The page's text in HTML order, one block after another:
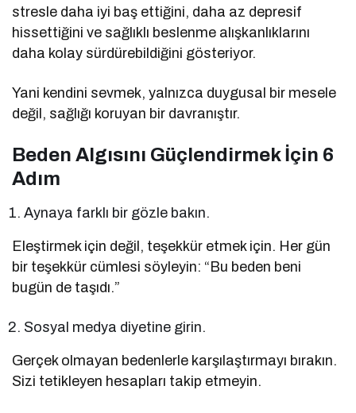
stresle daha iyi baş ettiğini, daha az depresif
hissettiğini ve sağlıklı beslenme alışkanlıklarını
daha kolay sürdürebildiğini gösteriyor.
Yani kendini sevmek, yalnızca duygusal bir mesele
değil, sağlığı koruyan bir davranıştır.
Beden Algısını Güçlendirmek İçin 6
Adım
Aynaya farklı bir gözle bakın.
Eleştirmek için değil, teşekkür etmek için. Her gün
bir teşekkür cümlesi söyleyin: “Bu beden beni
bugün de taşıdı.”
Sosyal medya diyetine girin.
Gerçek olmayan bedenlerle karşılaştırmayı bırakın.
Sizi tetikleyen hesapları takip etmeyin.